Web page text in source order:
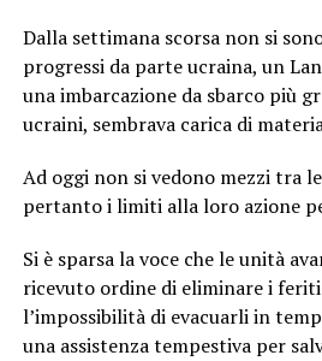
Dalla settimana scorsa non si
progressi da parte ucraina, un
una imbarcazione da sbarco più
ucraini, sembrava carica di
Ad oggi non si vedono mezzi tra
pertanto i limiti alla loro azione
Si è sparsa la voce che le unità
ricevuto ordine di eliminare i
l’impossibilità di evacuarli in
una assistenza tempestiva per